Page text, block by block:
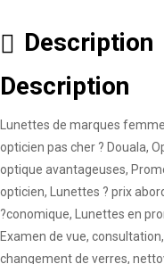
Description
Description
Lunettes de marques
opticien pas cher ? Douala,
optique avantageuses,
opticien, Lunettes ? prix
?conomique, Lunettes en
Examen de vue,
changement de verres,